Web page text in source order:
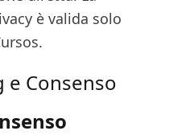
è valida solo
e Consenso